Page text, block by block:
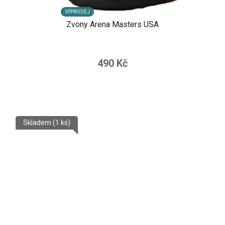
VÝPRODEJ
Zvony Arena Masters USA
490 Kč
Skladem (1 ks)